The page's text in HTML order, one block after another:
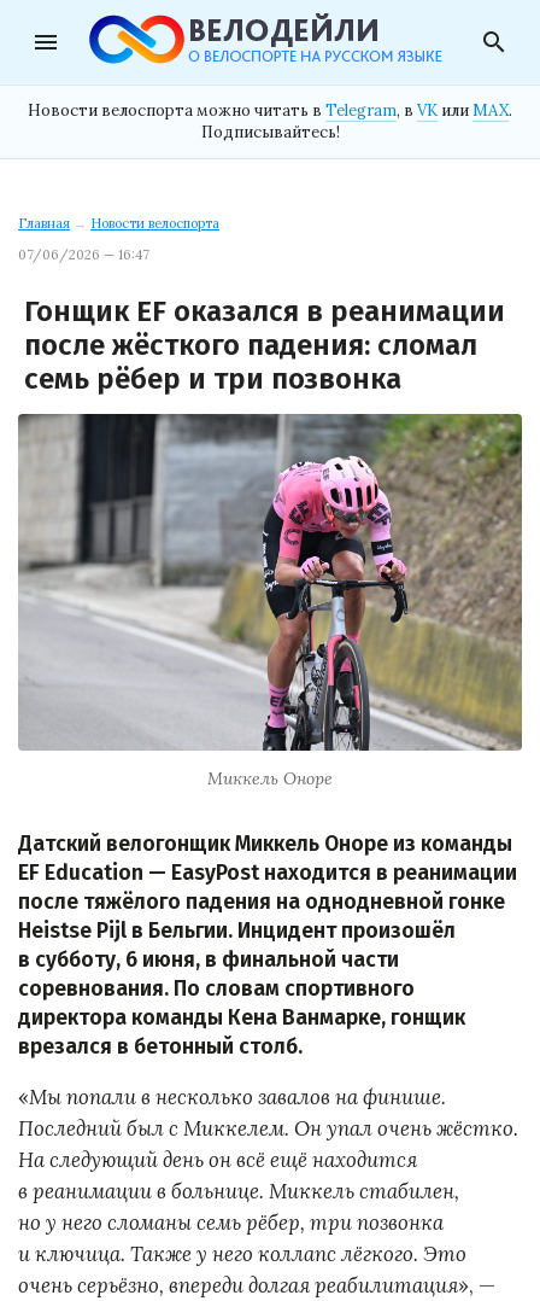
menu search
Новости велоспорта можно читать в Telegram, в VK илиMAX.
Подписывайтесь!
Главная → Новости велоспорта
07/06/2026 — 16:47
Гонщик EF оказался в реанимации
после жёсткого падения: сломал
семь рёбер и три позвонка
Миккель Оноре
Датский велогонщик Миккель Оноре из команды
EF Education — EasyPost находится в реанимации
после тяжёлого падения на однодневной гонке
Heistse Pijl в Бельгии. Инцидент произошёл
в субботу, 6 июня, в финальной части
соревнования. По словам спортивного
директора команды Кена Ванмарке, гонщик
врезался в бетонный столб.
«Мы попали в несколько завалов на финише.
Последний был с Миккелем. Он упал очень жёстко.
На следующий день он всё ещё находится
в реанимации в больнице. Миккель стабилен,
но у него сломаны семь рёбер, три позвонка
и ключица. Также у него коллапс лёгкого. Это
очень серьёзно, впереди долгая реабилитация», —